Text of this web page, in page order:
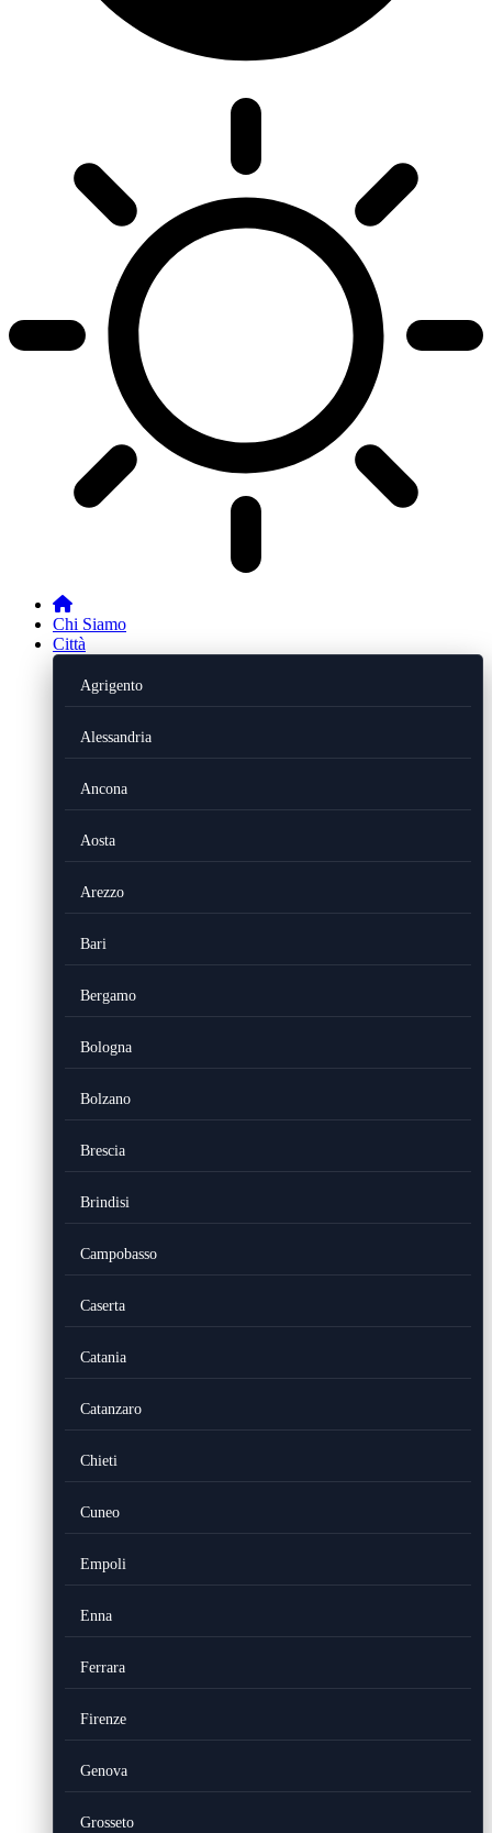
Chi Siamo
Città
Agrigento
Alessandria
Ancona
Aosta
Arezzo
Bari
Bergamo
Bologna
Bolzano
Brescia
Brindisi
Campobasso
Caserta
Catania
Catanzaro
Chieti
Cuneo
Empoli
Enna
Ferrara
Firenze
Genova
Grosseto